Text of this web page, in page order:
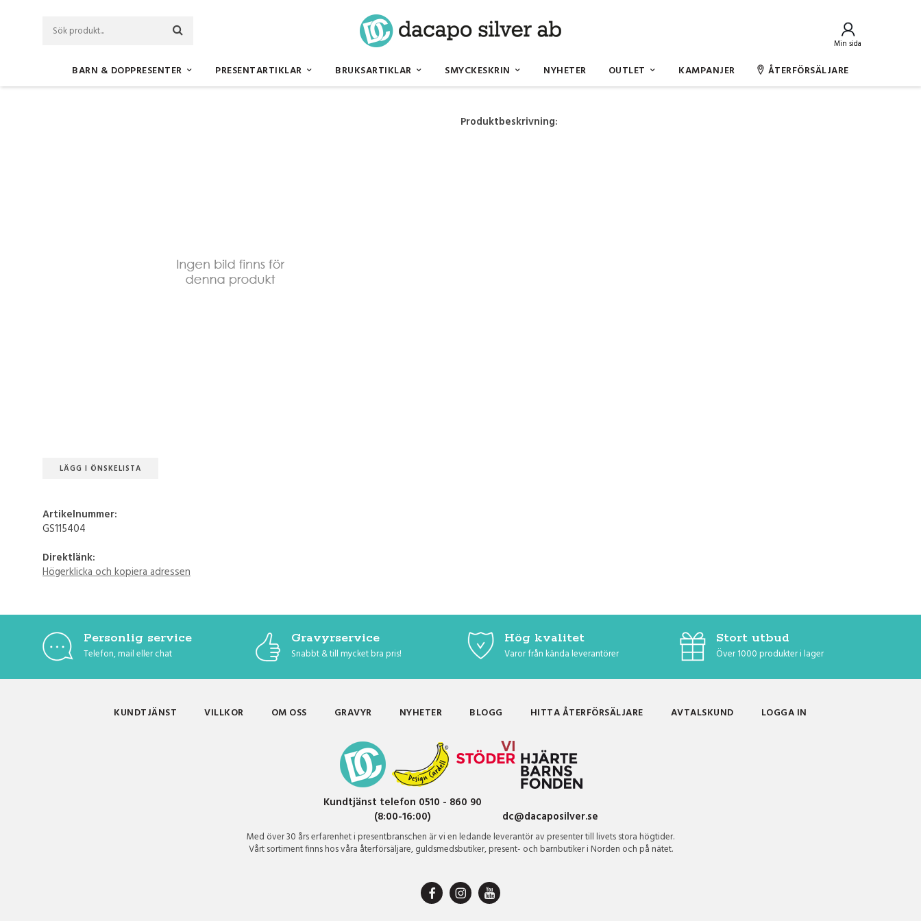
Min sida
BARN & DOPPRESENTER PRESENTARTIKLAR BRUKSARTIKLAR SMYCKESKRIN NYHETER OUTLET KAMPANJER ÅTERFÖRSÄLJARE
Produktbeskrivning:
LÄGG I ÖNSKELISTA
Artikelnummer:
GS115404
Direktlänk:
Högerklicka och kopiera adressen
Personlig service
Telefon, mail eller chat
Gravyrservice
Snabbt & till mycket bra pris!
Hög kvalitet
Varor från kända leverantörer
Stort utbud
Över 1000 produkter i lager
KUNDTJÄNST VILLKOR OM OSS GRAVYR NYHETER BLOGG HITTA ÅTERFÖRSÄLJARE AVTALSKUND LOGGA IN
Kundtjänst telefon 0510 - 860 90
(8:00-16:00)
dc@dacaposilver.se
Med över 30 års erfarenhet i presentbranschen är vi en ledande leverantör av presenter till livets stora högtider.
Vårt sortiment finns hos våra återförsäljare, guldsmedsbutiker, present- och barnbutiker i Norden och på nätet.